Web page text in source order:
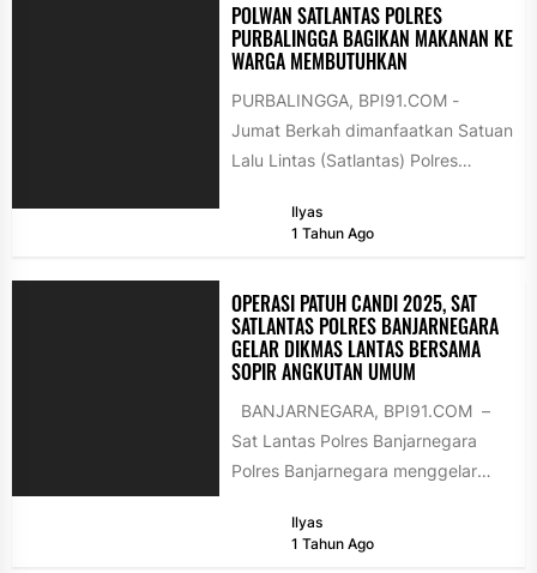
POLWAN SATLANTAS POLRES
PURBALINGGA BAGIKAN MAKANAN KE
WARGA MEMBUTUHKAN
PURBALINGGA, BPI91.COM -
Jumat Berkah dimanfaatkan Satuan
Lalu Lintas (Satlantas) Polres
kebaikan dengan warga yang
Ilyas
1 Tahun Ago
OPERASI PATUH CANDI 2025, SAT
SATLANTAS POLRES BANJARNEGARA
GELAR DIKMAS LANTAS BERSAMA
SOPIR ANGKUTAN UMUM
BANJARNEGARA, BPI91.COM –
Sat Lantas Polres Banjarnegara
Polres Banjarnegara menggelar
(Dikmas Lantas) kepada awak
Ilyas
1 Tahun Ago